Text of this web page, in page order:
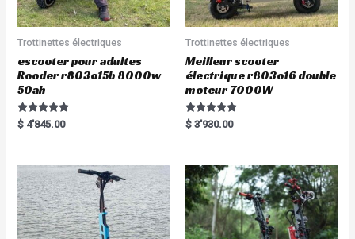
Trottinettes électriques
escooter pour adultes
Rooder r803o15b 8000w
50ah
Rated
5.00
$ 4'845.00
Trottinettes électriques
Meilleur scooter
électrique r803o16 double
moteur 7000W
Rated
5.00
$ 3'930.00